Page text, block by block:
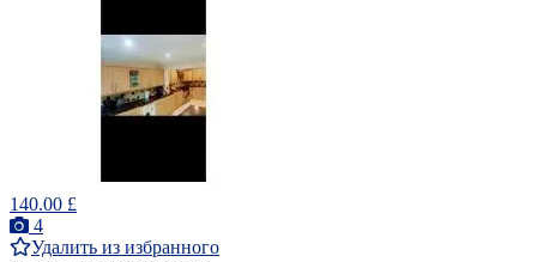
140.00 £
4
Удалить из избранного